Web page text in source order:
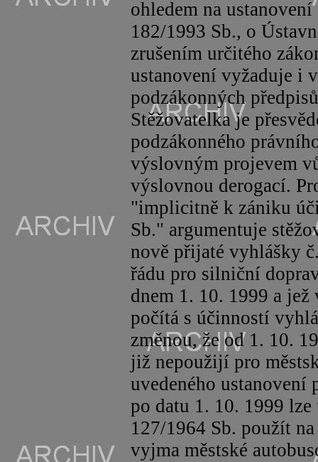
ohledem na
182/1993 Sb., o
zrušením určitého
ustanovení vyžaduje i
podzákonných
Stěžovatelka je
podzákonného
výslovným projevem
výslovnou derogací.
"implicitně k zániku
Sb." argumentuje
nově přijaté vyhlášky
řádu pro silniční
dnem 1. 10. 1999 a jež
počítá s účinností
změnou, že od 1. 10.
již nepoužijí pro
uvedeného ustanovení
po datu 1. 10. 1999
127/1964 Sb. použít
vyjma městské